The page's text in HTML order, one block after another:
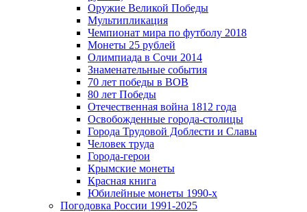
Оружие Великой Победы
Мультипликация
Чемпионат мира по футболу 2018
Монеты 25 рублей
Олимпиада в Сочи 2014
Знаменательные события
70 лет победы в ВОВ
80 лет Победы
Отечественная война 1812 года
Освобожденные города-столицы
Города Трудовой Доблести и Славы
Человек труда
Города-герои
Крымские монеты
Красная книга
Юбилейные монеты 1990-х
Погодовка России 1991-2025